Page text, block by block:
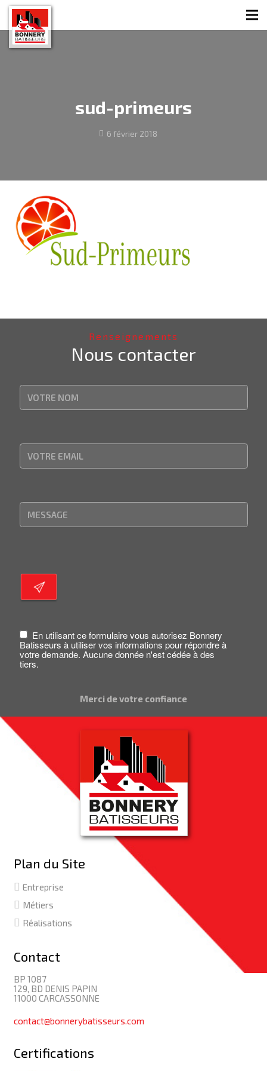
sud-primeurs
6 février 2018
Renseignements
Nous contacter
En utilisant ce formulaire vous autorisez Bonnery
Batisseurs à utiliser vos informations pour répondre à
votre demande. Aucune donnée n'est cédée à des
tiers.
Merci de votre confiance
Plan du Site
Entreprise
Métiers
Réalisations
Contact
BP 1087
129, BD DENIS PAPIN
11000 CARCASSONNE
contact@bonnerybatisseurs.com
Certifications